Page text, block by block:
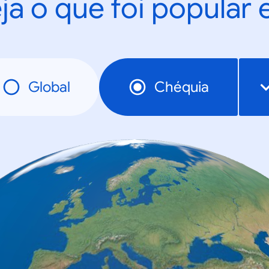
o que foi popular
Global Chéquia